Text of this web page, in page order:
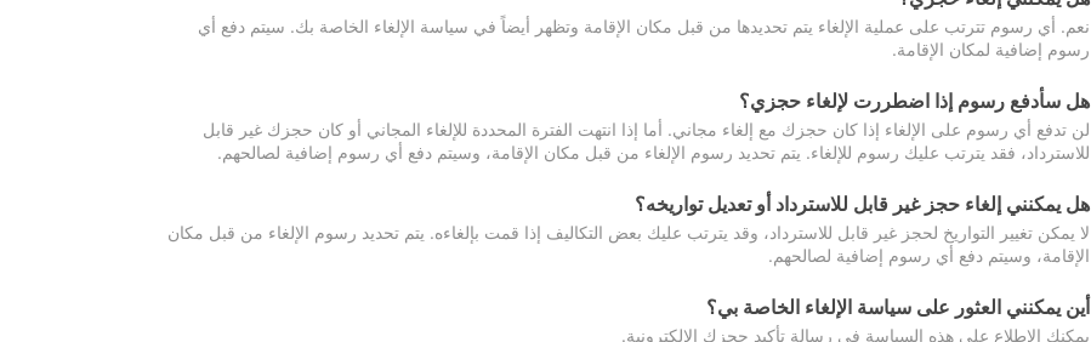
نعم. أي رسوم تترتب على عملية الإلغاء يتم تحديدها من قبل مكان الإقامة وتظهر أيضاً في سياسة الإلغاء الخاصة بك. سيتم دفع أي
رسوم إضافية لمكان الإقامة.
هل سأدفع رسوم إذا اضطررت لإلغاء حجزي؟
لن تدفع أي رسوم على الإلغاء إذا كان حجزك مع إلغاء مجاني. أما إذا انتهت الفترة المحددة للإلغاء المجاني أو كان حجزك غير قابل
للاسترداد، فقد يترتب عليك رسوم للإلغاء. يتم تحديد رسوم الإلغاء من قبل مكان الإقامة، وسيتم دفع أي رسوم إضافية لصالحهم.
هل يمكنني إلغاء حجز غير قابل للاسترداد أو تعديل تواريخه؟
لا يمكن تغيير التواريخ لحجز غير قابل للاسترداد، وقد يترتب عليك بعض التكاليف إذا قمت بإلغاءه. يتم تحديد رسوم الإلغاء من قبل مكان
الإقامة، وسيتم دفع أي رسوم إضافية لصالحهم.
أين يمكنني العثور على سياسة الإلغاء الخاصة بي؟
يمكنك الاطلاع على هذه السياسة في رسالة تأكيد حجزك الإلكترونية.